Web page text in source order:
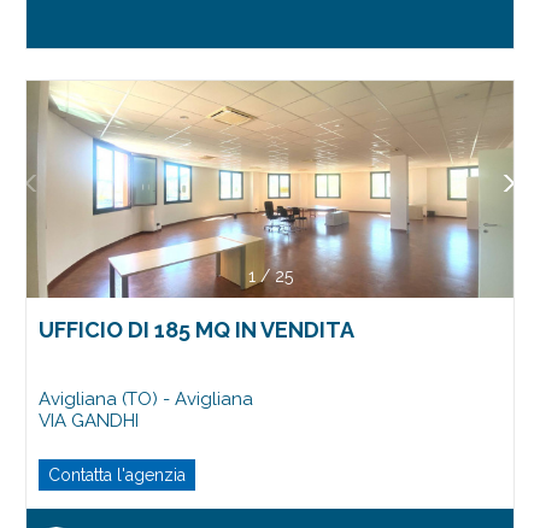
1/25
UFFICIO DI 185 MQ IN VENDITA
Avigliana (TO) - Avigliana
VIA GANDHI
Contatta l'agenzia